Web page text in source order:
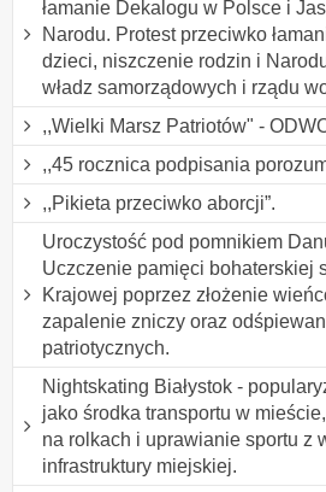
łamanie Dekalogu w Polsce i
Narodu. Protest przeciwko
dzieci, niszczenie rodzin i
władz samorządowych i rządu
,,Wielki Marsz Patriotów" -
,,45 rocznica podpisania
,,Pikieta przeciwko aborcji”.
Uroczystość pod pomnikiem
Uczczenie pamięci bohaterskiej
Krajowej poprzez złożenie
zapalenie zniczy oraz
patriotycznych.
Nightskating Białystok -
jako środka transportu w
na rolkach i uprawianie sportu z
infrastruktury miejskiej.